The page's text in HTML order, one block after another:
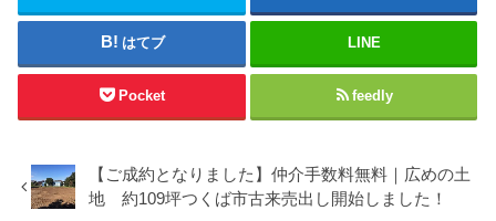
はてブ LINE
Pocket feedly
【ご成約となりました】仲介手数料無料｜広めの土
地 約109坪つくば市古来売出し開始しました！